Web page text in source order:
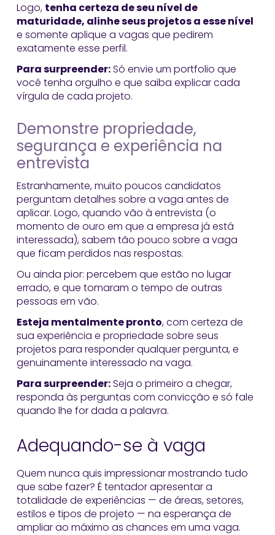
Logo, tenha certeza de seu nível de
maturidade, alinhe seus projetos a esse nível
e somente aplique a vagas que pedirem
exatamente esse perfil.
Para surpreender:Só envie um portfolio que
você tenha orgulho e que saiba explicar cada
vírgula de cada projeto.
Demonstre propriedade,
segurança e experiência na
entrevista
Estranhamente, muito poucos candidatos
perguntam detalhes sobre a vaga antes de
aplicar. Logo, quando vão à entrevista (o
momento de ouro em que a empresa já está
interessada), sabem tão pouco sobre a vaga
que ficam perdidos nas respostas.
Ou ainda pior: percebem que estão no lugar
errado, e que tomaram o tempo de outras
pessoas em vão.
Esteja mentalmente pronto, com certeza de
sua experiência e propriedade sobre seus
projetos para responder qualquer pergunta, e
genuinamente interessado na vaga.
Para surpreender:Seja o primeiro a chegar,
responda às perguntas com convicção e só fale
quando lhe for dada a palavra.
Adequando-se à vaga
Quem nunca quis impressionar mostrando tudo
que sabe fazer? É tentador apresentar a
totalidade de experiências — de áreas, setores,
estilos e tipos de projeto — na esperança de
ampliar ao máximo as chances em uma vaga.